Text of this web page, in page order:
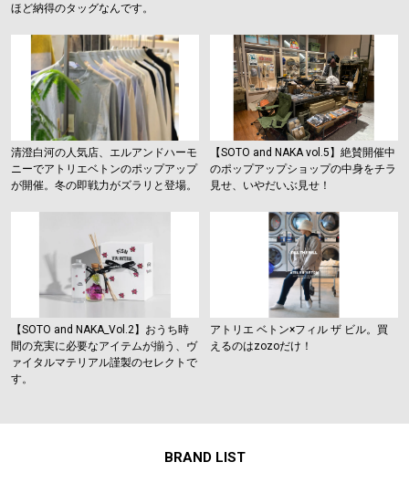
ほど納得のタッグなんです。
清澄白河の人気店、エルアンドハーモ
ニーでアトリエベトンのポップアップ
が開催。冬の即戦力がズラリと登場。
【SOTO and NAKA vol.5】絶賛開催中
のポップアップショップの中身をチラ
見せ、いやだいぶ見せ！
【SOTO and NAKA_Vol.2】おうち時
間の充実に必要なアイテムが揃う、ヴ
ァイタルマテリアル謹製のセレクトで
す。
アトリエ ベトン×フィル ザ ビル。買
えるのはzozoだけ！
BRAND LIST